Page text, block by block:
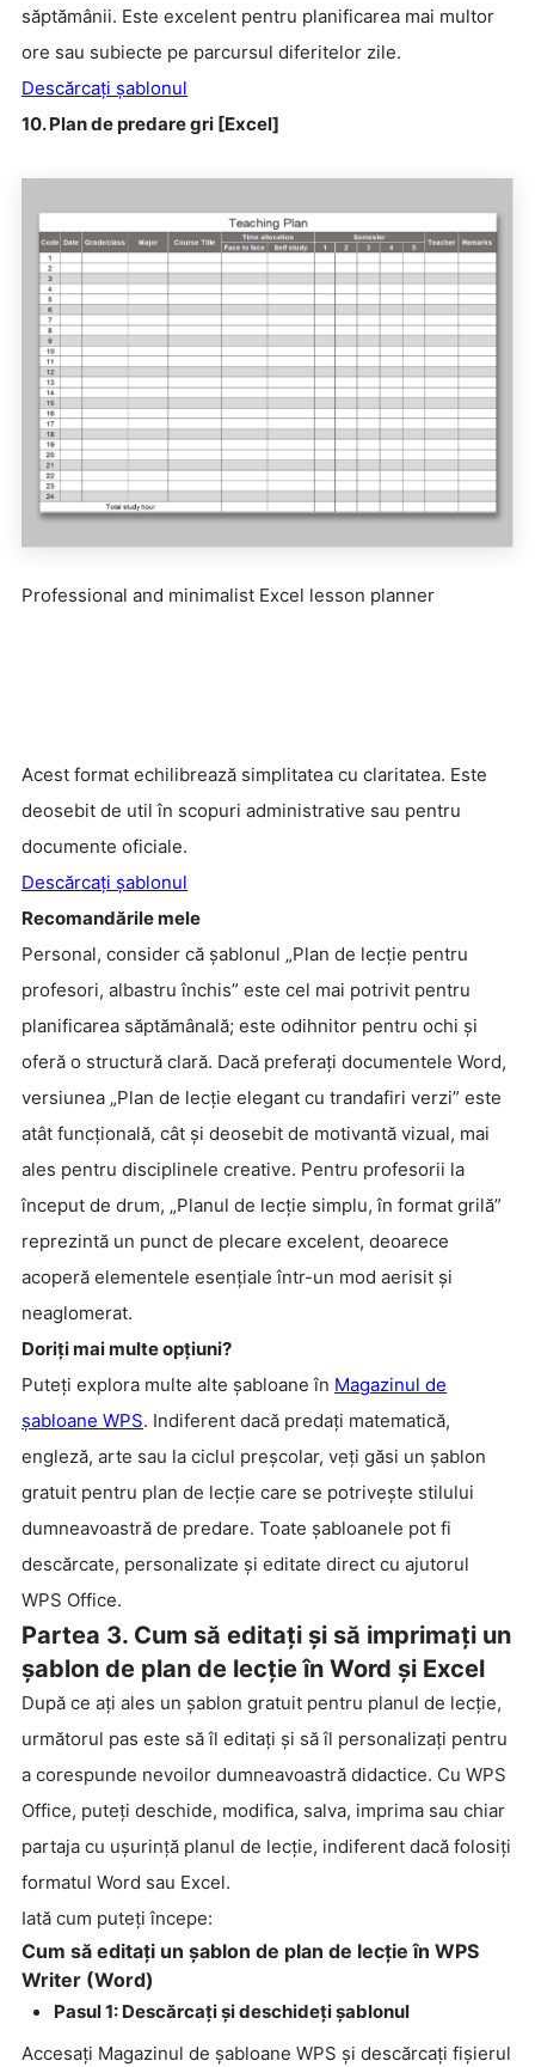
săptămânii. Este excelent pentru planificarea mai multor
ore sau subiecte pe parcursul diferitelor zile.
Descărcați șablonul
10. Plan de predare gri [Excel]
Professional and minimalist Excel lesson planner
Acest format echilibrează simplitatea cu claritatea. Este
deosebit de util în scopuri administrative sau pentru
documente oficiale.
Descărcați șablonul
Recomandările mele
Personal, consider că șablonul „Plan de lecție pentru
profesori, albastru închis” este cel mai potrivit pentru
planificarea săptămânală; este odihnitor pentru ochi și
oferă o structură clară. Dacă preferați documentele Word,
versiunea „Plan de lecție elegant cu trandafiri verzi” este
atât funcțională, cât și deosebit de motivantă vizual, mai
ales pentru disciplinele creative. Pentru profesorii la
început de drum, „Planul de lecție simplu, în format grilă”
reprezintă un punct de plecare excelent, deoarece
acoperă elementele esențiale într-un mod aerisit și
neaglomerat.
Doriți mai multe opțiuni?
Puteți explora multe alte șabloane în Magazinul de
șabloane WPS. Indiferent dacă predați matematică,
engleză, arte sau la ciclul preșcolar, veți găsi un șablon
gratuit pentru plan de lecție care se potrivește stilului
dumneavoastră de predare. Toate șabloanele pot fi
descărcate, personalizate și editate direct cu ajutorul
WPS Office.
Partea 3. Cum să editați și să imprimați un
șablon de plan de lecție în Word și Excel
După ce ați ales un șablon gratuit pentru planul de lecție,
următorul pas este să îl editați și să îl personalizați pentru
a corespunde nevoilor dumneavoastră didactice. Cu WPS
Office, puteți deschide, modifica, salva, imprima sau chiar
partaja cu ușurință planul de lecție, indiferent dacă folosiți
formatul Word sau Excel.
Iată cum puteți începe:
Cum să editați un șablon de plan de lecție în WPS
Writer (Word)
Pasul 1: Descărcați și deschideți șablonul
Accesați Magazinul de șabloane WPS și descărcați fișierul